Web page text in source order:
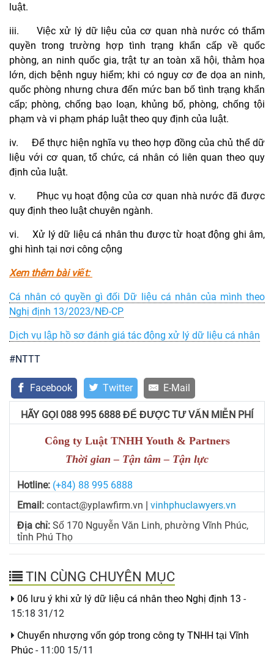
luật.
iii.Việc xử lý dữ liệu của cơ quan nhà nước có thẩm
quyền trong trường hợp tình trạng khẩn cấp về quốc
phòng, an ninh quốc gia, trật tự an toàn xã hội, thảm họa
lớn, dịch bệnh nguy hiểm; khi có nguy cơ đe dọa an ninh,
quốc phòng nhưng chưa đến mức ban bố tình trạng khẩn
cấp; phòng, chống bạo loạn, khủng bố, phòng, chống tội
phạm và vi phạm pháp luật theo quy định của luật.
iv. Để thực hiện nghĩa vụ theo hợp đồng của chủ thể dữ
liệu với cơ quan, tổ chức, cá nhân có liên quan theo quy
định của luật.
v. Phục vụ hoạt động của cơ quan nhà nước đã được
quy định theo luật chuyên ngành.
vi.Xử lý dữ liệu cá nhân thu được từ hoạt động ghi âm,
ghi hình tại nơi công cộng
Xem thêm bài viết:
Cá nhân có quyền gì đối Dữ liệu cá nhân của mình theo
Nghị định 13/2023/NĐ-CP
Dịch vụ lập hồ sơ đánh giá tác động xử lý dữ liệu cá nhân
#NTTT
Facebook Twitter E-Mail
HÃY GỌI 088 995 6888 ĐỂ ĐƯỢC TƯ VẤN MIỄN PHÍ
Công ty Luật TNHH Youth & Partners
Thời gian – Tận tâm – Tận lực
Hotline: (+84) 88 995 6888
Email: contact@yplawfirm.vn
vinhphuclawyers.vn
Địa chỉ: Số 170 Nguyễn Văn Linh, phường Vĩnh Phúc,
tỉnh Phú Thọ
TIN CÙNG CHUYÊN MỤC
06 lưu ý khi xử lý dữ liệu cá nhân theo Nghị định 13 -
15:18 31/12
Chuyển nhượng vốn góp trong công ty TNHH tại Vĩnh
Phúc - 11:00 15/11